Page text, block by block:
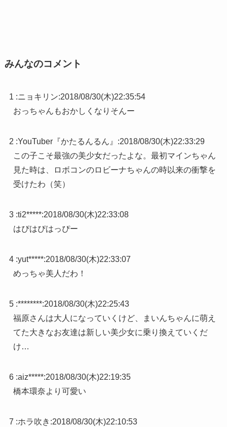
みんなのコメント
1 :ニョキリン:2018/08/30(木)22:35:54
おっちゃんもおかしくなりそんー
2 :YouTuber『かたるんるん』 :2018/08/30(木)22:33:29
この子こそ最強の美少女だったよな。最初マインちゃん
見た時は、ロボコンのロビーナちゃんの時以来の衝撃を
受けたわ（笑）
3 :ti2*****:2018/08/30(木)22:33:08
はぴはぴはっぴー
4 :yut*****:2018/08/30(木)22:33:07
めっちゃ美人だわ！
5 :********:2018/08/30(木)22:25:43
福原さんは大人になっていくけど、まいんちゃんに萌え
てた大きなお友達は新しい美少女に乗り換えていくだ
け…
6 :aiz*****:2018/08/30(木)22:19:35
橋本環奈より可愛い
7 :ホラ吹き :2018/08/30(木)22:10:53